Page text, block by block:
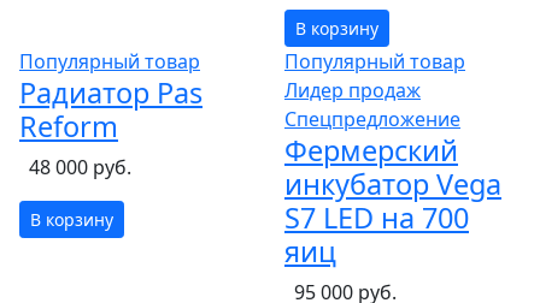
В корзину
Популярный товар
Радиатор Pas
Reform
48 000 руб.
В корзину
Популярный товар
Лидер продаж
Спецпредложение
Фермерский
инкубатор Vega
S7 LED на 700
яиц
95 000 руб.